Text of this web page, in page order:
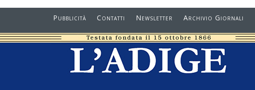
Pubblicità Contatti Newsletter Archivio Giornali